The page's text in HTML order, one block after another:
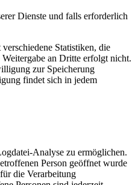
Dienste und falls erforderlich
Statistiken, die
an Dritte erfolgt nicht.
zur Speicherung
findet sich in jedem
Analyse zu ermöglichen.
Person geöffnet wurde
die Verarbeitung